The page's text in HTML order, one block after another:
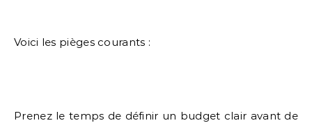
Voici les pièges courants :
Prenez le temps de définir un budget clair avant de